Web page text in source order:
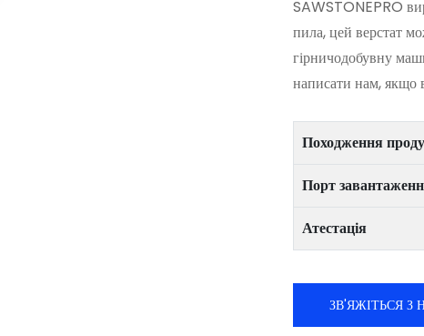
SAWSTONEPRO
пила, цей верстат
гірничодобувну
написати нам, якщо
Походження
Порт
Атестація
ЗВ'ЯЖІТЬСЯ З